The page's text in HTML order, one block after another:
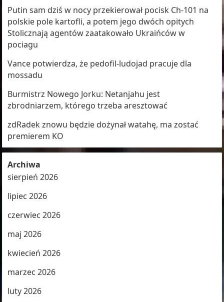
Putin sam dziś w nocy przekierował pocisk Ch-101 na
polskie pole kartofli, a potem jego dwóch opitych
Stolicznają agentów zaatakowało Ukraińców w
pociagu
Vance potwierdza, że pedofil-ludojad pracuje dla
mossadu
Burmistrz Nowego Jorku: Netanjahu jest
zbrodniarzem, którego trzeba aresztować
zdRadek znowu będzie dożynał watahę, ma zostać
premierem KO
Archiwa
sierpień 2026
lipiec 2026
czerwiec 2026
maj 2026
kwiecień 2026
marzec 2026
luty 2026